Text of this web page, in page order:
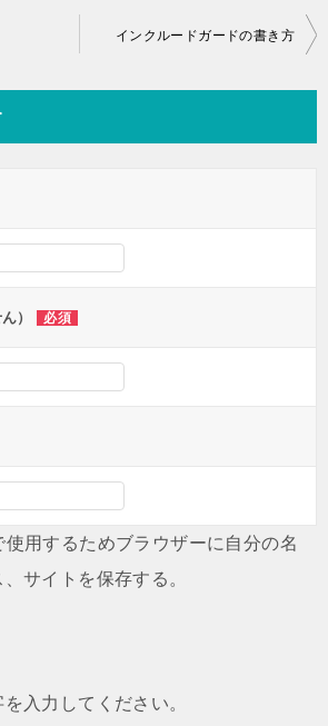
インクルードガードの書き方
） 必須
用するためブラウザーに自分の名
サイトを保存する。
入力してください。